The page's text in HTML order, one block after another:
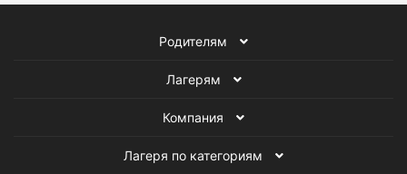
Родителям
Лагерям
Компания
Лагеря по категориям